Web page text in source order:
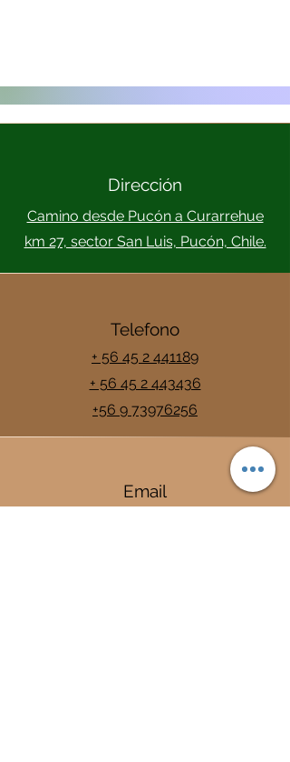
Dirección
Camino desde Pucón a Curarrehue
km 27, sector San Luis, Pucón, Chile.
Telefono
+ 56 45 2 441189
+ 56 45 2 443436
+56 9 73976256
Email